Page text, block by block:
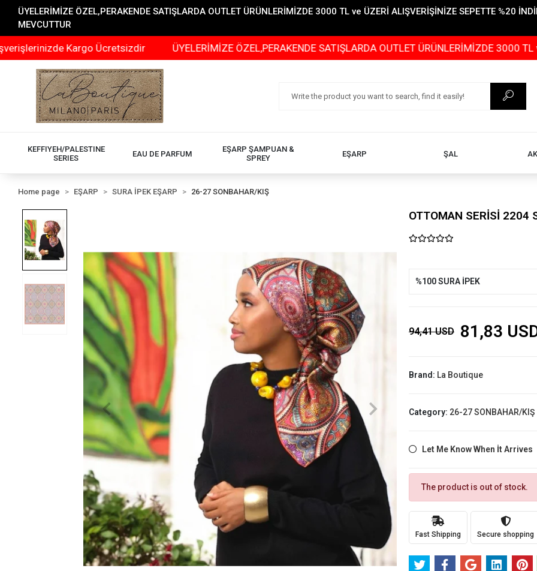
ÜYELERİMİZE ÖZEL,PERAKENDE SATIŞLARDA OUTLET ÜRÜNLERİMİZDE 3000 TL ve ÜZERİ ALIŞVERİŞİNİZE SEPETTE %20
MEVCUTTUR
Kargo Ücretsizdir ÜYELERİMİZE ÖZEL,PERAKENDE SATIŞLARDA OUTLET ÜRÜNLERİMİZDE 3000 TL ve
KEFFIYEH/PALESTINE
SERIES
EAU DE PARFUM
EŞARP ŞAMPUAN &
SPREY
EŞARP ŞAL
Home page EŞARP SURA İPEK EŞARP 26-27 SONBAHAR/KIŞ
OTTOMAN SERİSİ 2204
%100 SURA İPEK
94,41 USD 81,83
Brand: La Boutique
Category: 26-27 SONBAHAR/KIŞ
Let Me Know When İt Arrives
The product is out of stock.
Fast Shipping Secure shopping